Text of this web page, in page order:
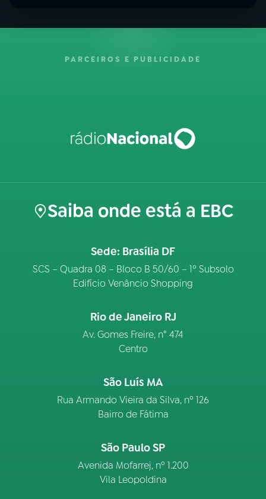
PARCEIROS E PUBLICIDADE
Saiba onde está a EBC
Sede: Brasília DF
SCS – Quadra 08 – Bloco B 50/60 – 1º Subsolo
Edifício Venâncio Shopping
Rio de Janeiro RJ
Av. Gomes Freire, n° 474
Centro
São Luís MA
Rua Armando Vieira da Silva, nº 126
Bairro de Fátima
São Paulo SP
Avenida Mofarrej, nº 1.200
Vila Leopoldina